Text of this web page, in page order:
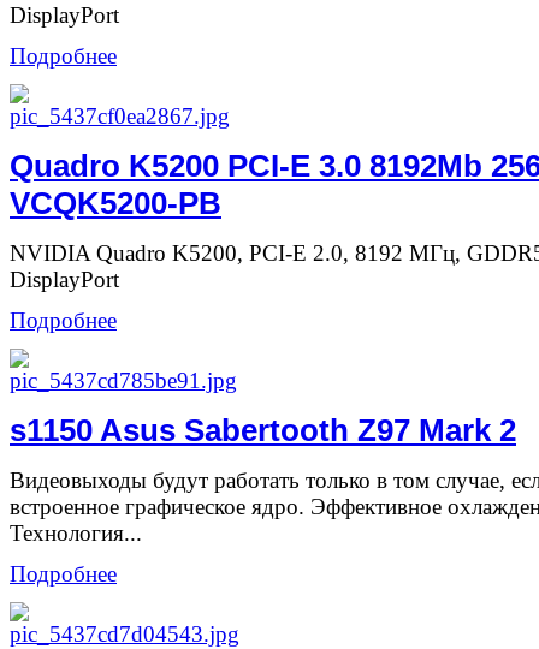
DisplayPort
Подробнее
Quadro K5200 PCI-E 3.0 8192Mb
VCQK5200-PB
NVIDIA Quadro K5200, PCI-E 2.0, 8192 МГц,
DisplayPort
Подробнее
s1150 Asus Sabertooth Z97 Mark 2
Видеовыходы будут работать только в том случае,
встроенное графическое ядро. Эффективное
Технология...
Подробнее